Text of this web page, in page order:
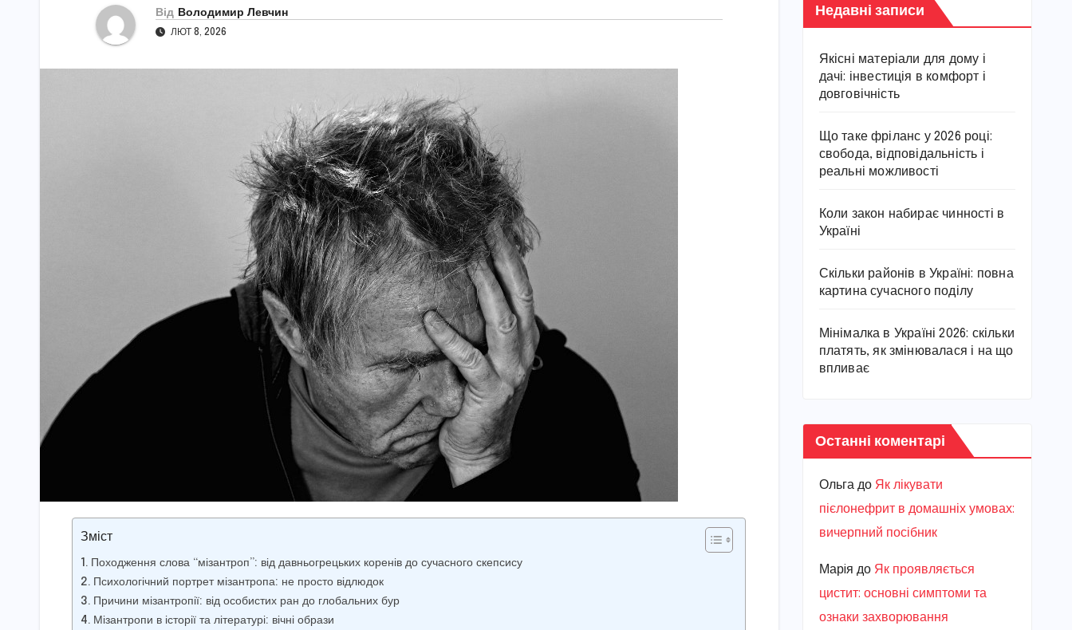
Від Володимир Левчин
ЛЮТ 8, 2026
Зміст
Походження слова “мізантроп”: від давньогрецьких коренів до сучасного скепсису
Психологічний портрет мізантропа: не просто відлюдок
Причини мізантропії: від особистих ран до глобальних бур
Мізантропи в історії та літературі: вічні образи
Недавні записи
Якісні матеріали для дому і
дачі: інвестиція в комфорт і
довговічність
Що таке фріланс у 2026 році:
свобода, відповідальність і
реальні можливості
Коли закон набирає чинності в
Україні
Скільки районів в Україні: повна
картина сучасного поділу
Мінімалка в Україні 2026: скільки
платять, як змінювалася і на що
впливає
Останні коментарі
Ольгадо Як лікувати
пієлонефрит в домашніх умовах:
вичерпний посібник
Марiя до Як проявляється
цистит: основні симптоми та
ознаки захворювання